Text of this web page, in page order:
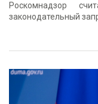
Роскомнадзор
законодательный